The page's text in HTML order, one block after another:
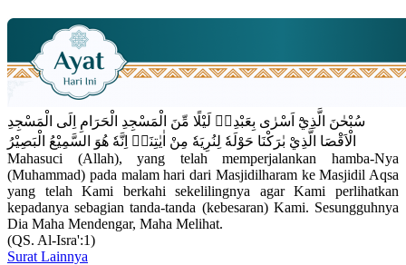
سُبْحٰنَ الَّذِيْٓ اَسْرٰى بِعَبْدِهٖ لَيْلًا مِّنَ الْمَسْجِدِ الْحَرَامِ اِلَى الْمَسْجِدِ
الْاَقْصَا الَّذِيْ بٰرَكْنَا حَوْلَهٗ لِنُرِيَهٗ مِنْ اٰيٰتِنَاۗ اِنَّهٗ هُوَ السَّمِيْعُ الْبَصِيْرُ
Mahasuci (Allah), yang telah memperjalankan hamba-Nya
(Muhammad) pada malam hari dari Masjidilharam ke Masjidil Aqsa
yang telah Kami berkahi sekelilingnya agar Kami perlihatkan
kepadanya sebagian tanda-tanda (kebesaran) Kami. Sesungguhnya
Dia Maha Mendengar, Maha Melihat.
(QS. Al-Isra':1)
Surat Lainnya